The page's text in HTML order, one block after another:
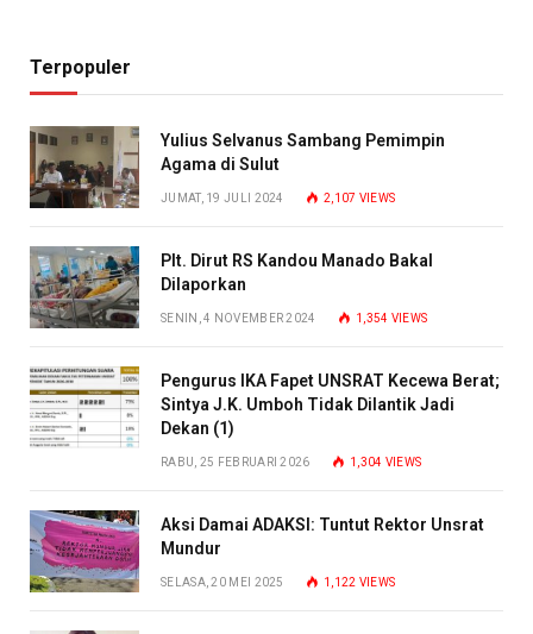
Terpopuler
Yulius Selvanus Sambang Pemimpin
Agama di Sulut
JUMAT, 19 JULI 2024 2,107 VIEWS
Plt. Dirut RS Kandou Manado Bakal
Dilaporkan
SENIN, 4 NOVEMBER 2024 1,354 VIEWS
Pengurus IKA Fapet UNSRAT Kecewa Berat;
Sintya J.K. Umboh Tidak Dilantik Jadi
Dekan (1)
RABU, 25 FEBRUARI 2026 1,304 VIEWS
Aksi Damai ADAKSI: Tuntut Rektor Unsrat
Mundur
SELASA, 20 MEI 2025 1,122 VIEWS